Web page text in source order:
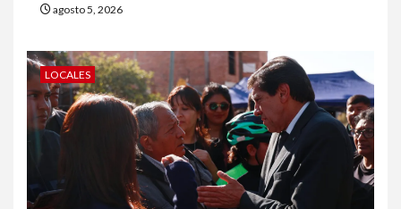
agosto 5, 2026
LOCALES